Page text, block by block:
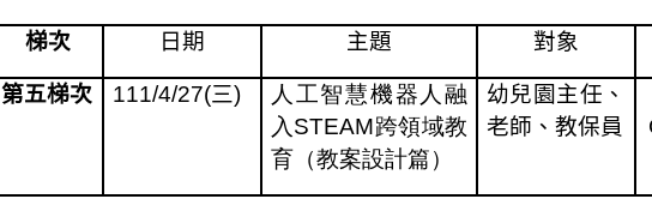
梯次 日期 主題 對象
第五梯次 111/4/27(三)
人工智慧機器人融
入 STEAM跨領域教
育（教案設計篇）
幼兒園主任、
老師、教保員